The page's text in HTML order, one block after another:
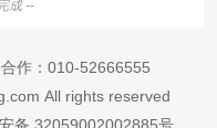
成 --
作： 010-52666555
All rights reserved
备 32059002002885号